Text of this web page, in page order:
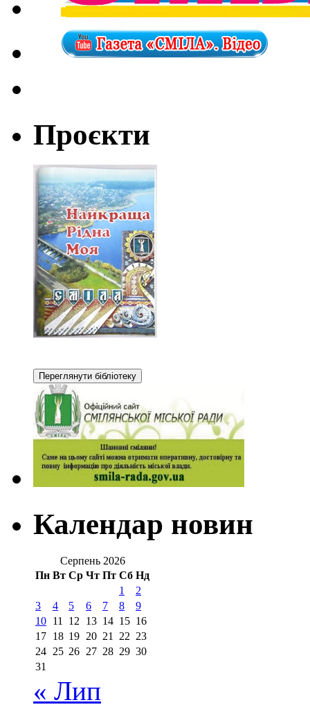
Проєкти
Календар новин
Серпень 2026
Пн Вт Ср Чт Пт Сб Нд
1
2
3
4 5 6 7 8
9
10 11 12 13 14 15 16
17 18 19 20 21 22 23
24 25 26 27 28 29 30
31
« Лип